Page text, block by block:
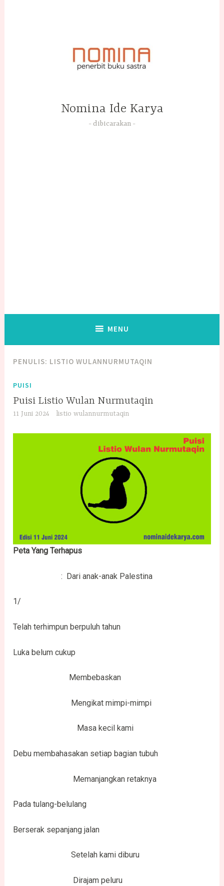
Nomina Ide Karya
dibicarakan
MENU
PENULIS: LISTIO WULANNURMUTAQIN
PUISI
Puisi Listio Wulan Nurmutaqin
11 Juni 2024 listio wulannurmutaqin
Peta Yang Terhapus
: Dari anak-anak Palestina
1/
Telah terhimpun berpuluh tahun
Luka belum cukup
Membebaskan
Mengikat mimpi-mimpi
Masa kecil kami
Debu membahasakan setiap bagian tubuh
Memanjangkan retaknya
Pada tulang-belulang
Berserak sepanjang jalan
Setelah kami diburu
Dirajam peluru